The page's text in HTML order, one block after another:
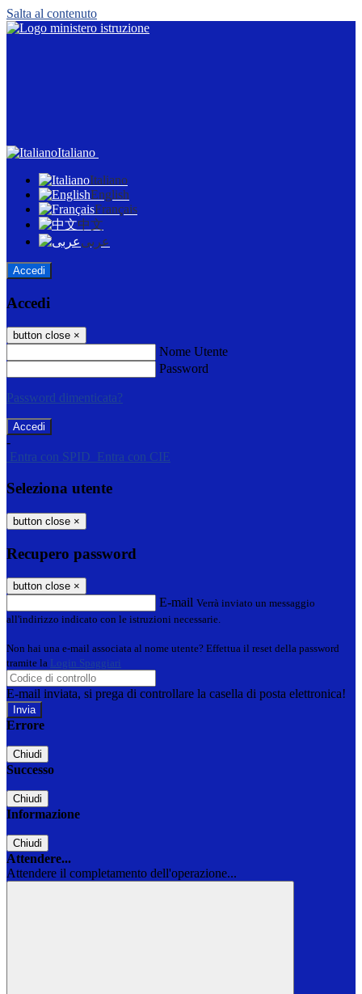
Salta al contenuto
Italiano
Italiano
English
Français
中文
عربى
Accedi
Accedi
button close ×
Nome Utente
Password
Password dimenticata?
-
Entra con SPID
Entra con CIE
Seleziona utente
button close ×
Recupero password
button close ×
E-mail Verrà inviato un messaggio
all'indirizzo indicato con le istruzioni necessarie.
Non hai una e-mail associata al nome utente? Effettua il reset della password
tramite la Login Spaggiari
E-mail inviata, si prega di controllare la casella di posta elettronica!
Errore
Chiudi
Successo
Chiudi
Informazione
Chiudi
Attendere...
Attendere il completamento dell'operazione...